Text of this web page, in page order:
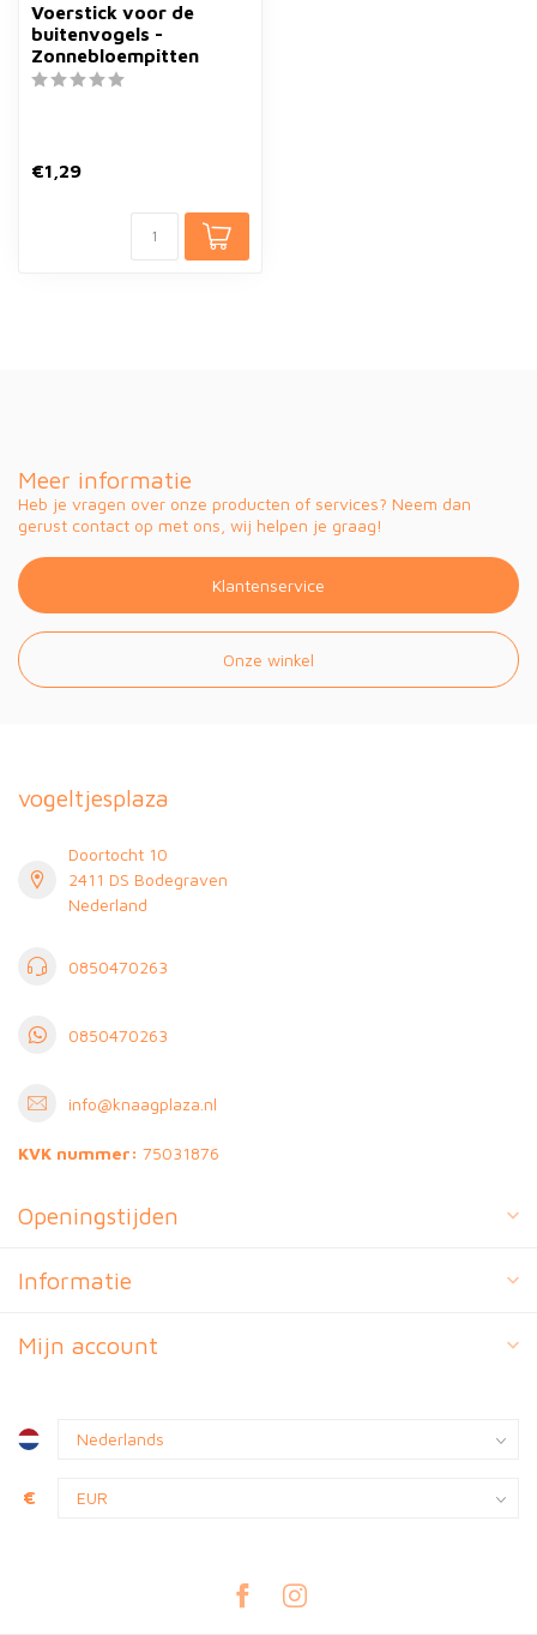
Voerstick voor de
buitenvogels -
Zonnebloempitten
€1,29
Meer informatie
Heb je vragen over onze producten of services? Neem dan
gerust contact op met ons, wij helpen je graag!
Klantenservice
Onze winkel
vogeltjesplaza
Doortocht 10
2411 DS Bodegraven
Nederland
0850470263
0850470263
info@knaagplaza.nl
KVK nummer: 75031876
Openingstijden
Informatie
Mijn account
€